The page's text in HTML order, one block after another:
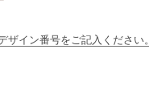
ザイン番号をご記入ください。